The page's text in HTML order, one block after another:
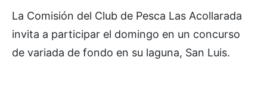
La Comisión del Club de Pesca Las Acollarada
invita a participar el domingo en un concurso
de variada de fondo en su laguna, San Luis.